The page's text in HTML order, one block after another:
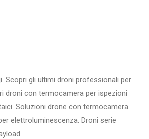
Scopri gli ultimi droni professionali per
droni con termocamera per ispezioni
Soluzioni drone con termocamera
elettroluminescenza. Droni serie